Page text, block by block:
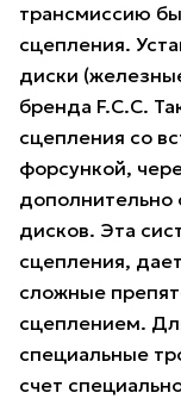
трансмиссию
сцепления.
диски
бренда F.C.C.
сцепления со
форсункой,
дополнительно
дисков. Эта
сцепления,
сложные
сцеплением.
специальные
счет